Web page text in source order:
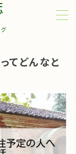
てどんなと